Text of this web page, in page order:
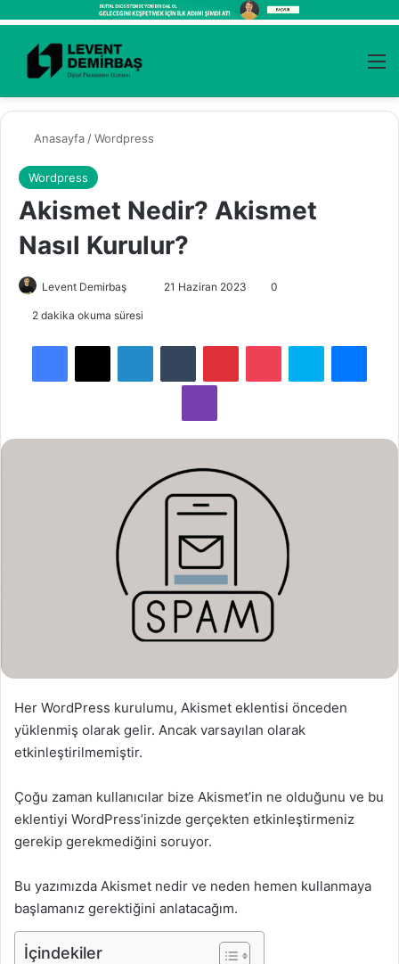
Kayıt Ol
Anasayfa /Wordpress
Wordpress
Akismet Nedir? Akismet
Nasıl Kurulur?
Levent Demirbaş
s
g
m
21 Haziran 2023 0
2 dakika okuma süresi
Viber
Her WordPress kurulumu, Akismet eklentisi önceden
yüklenmiş olarak gelir. Ancak varsayılan olarak
etkinleştirilmemiştir.
Çoğu zaman kullanıcılar bize Akismet’in ne olduğunu ve bu
eklentiyi WordPress’inizde gerçekten etkinleştirmeniz
gerekip gerekmediğini soruyor.
Bu yazımızda Akismet nedir ve neden hemen kullanmaya
başlamanız gerektiğini anlatacağım.
İçindekiler